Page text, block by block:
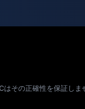
その正確性を保証しま